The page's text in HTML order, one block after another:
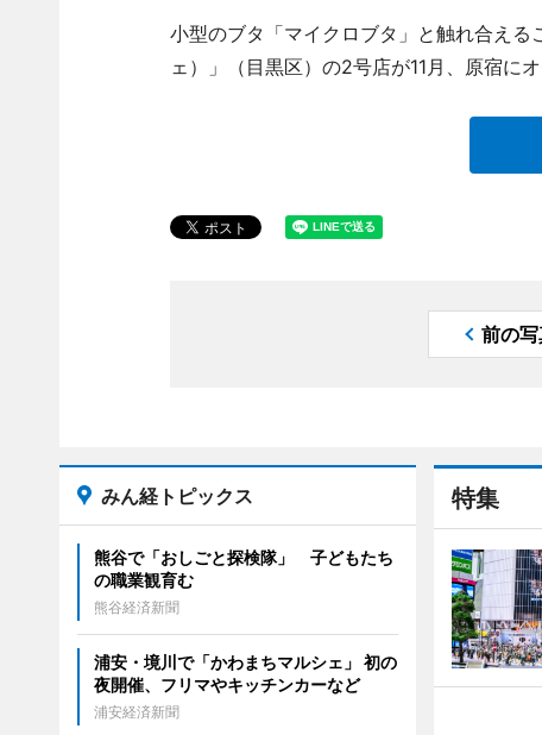
小型のブタ「マイクロブタ」と触れ合え
ェ）」（目黒区）の2号店が11月、原宿にオ
前の
特集
みん経トピックス
熊谷で「おしごと探検隊」 子どもたち
の職業観育む
熊谷経済新聞
浦安・境川で「かわまちマルシェ」 初の
夜開催、フリマやキッチンカーなど
浦安経済新聞